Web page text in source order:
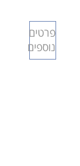
SOS
M100
פרטים
נוספים